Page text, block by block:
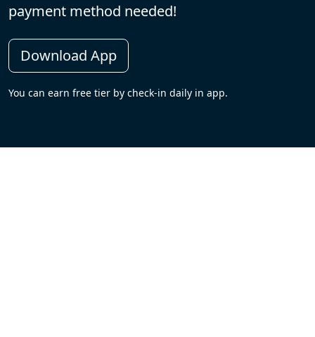
payment method needed!
Download App
You can earn free tier by check-in daily in app.